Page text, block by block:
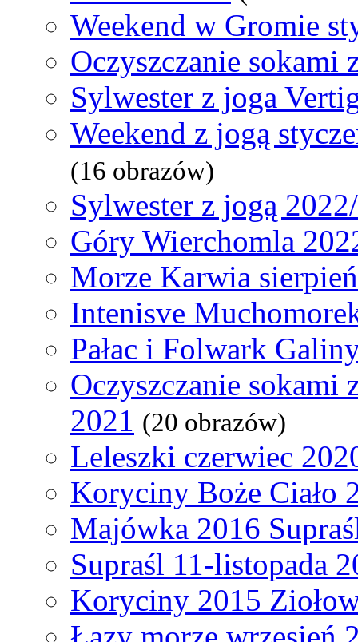
Weekend w Gromie
Oczyszczanie
Sylwester z joga
Weekend z jogą
(16 obrazów)
Sylwester z jogą
Góry Wierchomla
Morze Karwia
Intenisve
Pałac i Folwark
Oczyszczanie sokami
2021 (20 obrazów)
Leleszki czerwiec
Koryciny Boże Ciało
Majówka 2016
Supraśl 11-listopada
Koryciny 2015